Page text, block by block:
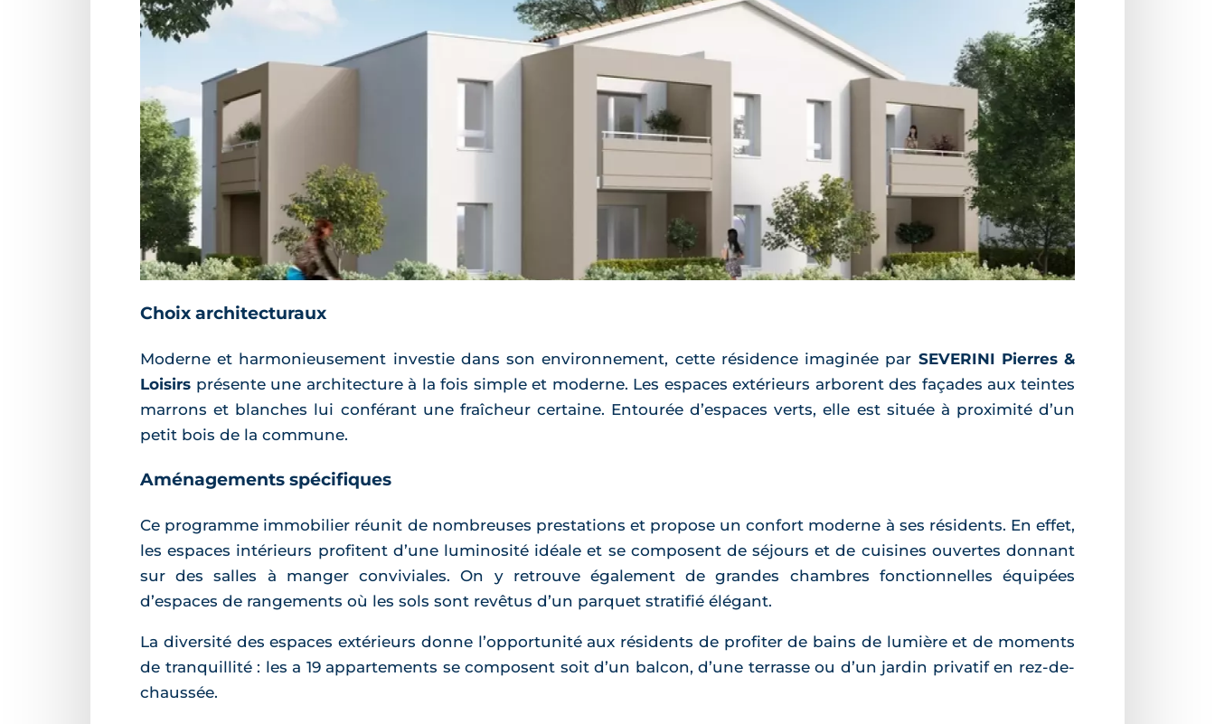
Choix architecturaux
Moderne et harmonieusement investie dans son environnement, cette résidence imaginée par SEVERINI Pierres &
Loisirs présente une architecture à la fois simple et moderne. Les espaces extérieurs arborent des façades aux teintes
marrons et blanches lui conférant une fraîcheur certaine. Entourée d’espaces verts, elle est située à proximité d’un
petit bois de la commune.
Aménagements spécifiques
Ce programme immobilier réunit de nombreuses prestations et propose un confort moderne à ses résidents. En effet,
les espaces intérieurs profitent d’une luminosité idéale et se composent de séjours et de cuisines ouvertes donnant
sur des salles à manger conviviales. On y retrouve également de grandes chambres fonctionnelles équipées
d’espaces de rangements où les sols sont revêtus d’un parquet stratifié élégant.
La diversité des espaces extérieurs donne l’opportunité aux résidents de profiter de bains de lumière et de moments
de tranquillité : les a 19 appartements se composent soit d’un balcon, d’une terrasse ou d’un jardin privatif en rez-de-
chaussée.